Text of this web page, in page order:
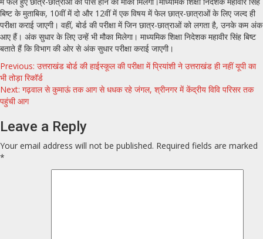
बिष्ट के मुताबिक, 10वीं में दो और 12वीं में एक विषय में फेल छात्र-छात्राओं के लिए जल्द ही
परीक्षा कराई जाएगी। वहीं, बोर्ड की परीक्षा में जिन छात्र-छात्राओं को लगता है, उनके कम अंक
आए हैं। अंक सुधार के लिए उन्हें भी मौका मिलेगा। माध्यमिक शिक्षा निदेशक महावीर सिंह बिष्ट
बताते हैं कि विभाग की ओर से अंक सुधार परीक्षा कराई जाएगी।
Continue
Reading
Previous: उत्तराखंड बोर्ड की हाईस्कूल की परीक्षा में प्रियांशी ने उत्तराखंड ही नहीं यूपी का
भी तोड़ा रिकॉर्ड
Next: गढ़वाल से कुमाऊं तक आग से धधक रहे जंगल, श्रीनगर में केंद्रीय विवि परिसर तक
पहुंची आग
Leave a Reply
Your email address will not be published. Required fields are marked
*